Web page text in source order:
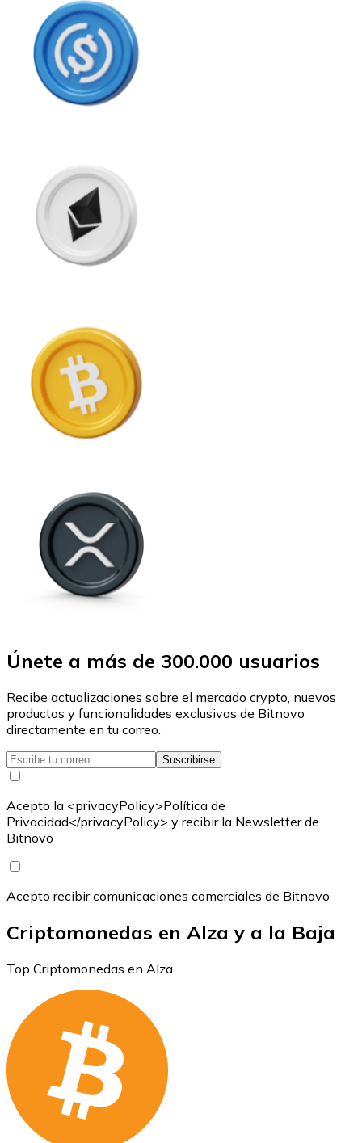
Únete a más de 300.000 usuarios
Recibe actualizaciones sobre el mercado crypto, nuevos
productos y funcionalidades exclusivas de Bitnovo
directamente en tu correo.
Suscribirse
Acepto la <privacyPolicy>Política de
Privacidad</privacyPolicy> y recibir la Newsletter de
Bitnovo
Acepto recibir comunicaciones comerciales de Bitnovo
Criptomonedas en Alza y a la Baja
Top Criptomonedas en Alza